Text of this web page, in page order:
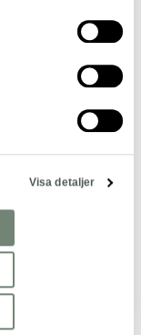
Visa detaljer
som
och
ett
fyller en
utveckling